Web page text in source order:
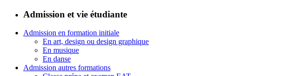
Admission et vie étudiante
Admission en formation initiale
En art, design ou design graphique
En musique
En danse
Admission autres formations